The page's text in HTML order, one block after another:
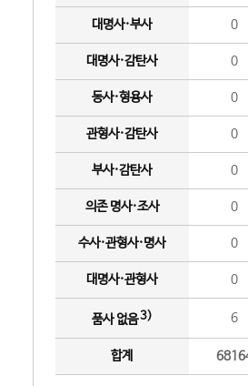
대명사·부사 0
대명사·감탄사 0
동사·형용사 0
관형사·감탄사 0
부사·감탄사 0
의존 명사·조사 0
수사·관형사·명사 0
대명사·관형사 0
품사 없음3) 6
합계